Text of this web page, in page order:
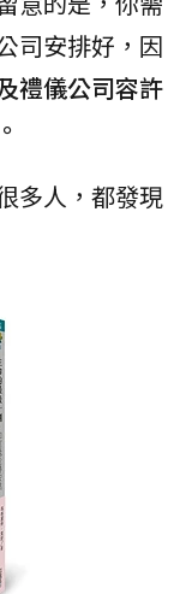
司安排好，因
禮儀公司容許
多人，都發現